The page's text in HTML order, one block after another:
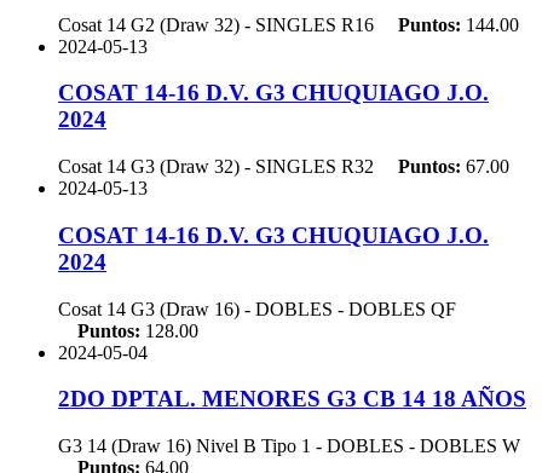
Cosat 14 G2 (Draw 32) - SINGLES R16 Puntos: 144.00
2024-05-13
COSAT 14-16 D.V. G3 CHUQUIAGO J.O.
2024
Cosat 14 G3 (Draw 32) - SINGLES R32 Puntos: 67.00
2024-05-13
COSAT 14-16 D.V. G3 CHUQUIAGO J.O.
2024
Cosat 14 G3 (Draw 16) - DOBLES - DOBLES QF
Puntos: 128.00
2024-05-04
2DO DPTAL. MENORES G3 CB 14 18 AÑOS
G3 14 (Draw 16) Nivel B Tipo 1 - DOBLES - DOBLES W
Puntos: 64.00